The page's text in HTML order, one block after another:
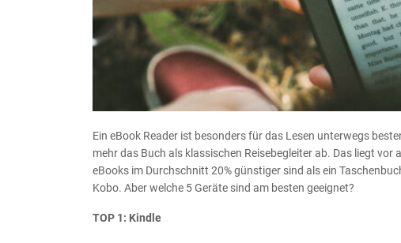
Ein eBook Reader ist besonders für das Lesen unterwegs
mehr das Buch als klassischen Reisebegleiter ab. Das liegt
eBooks im Durchschnitt 20% günstiger sind als ein
Kobo. Aber welche 5 Geräte sind am besten geeignet?
TOP 1: Kindle